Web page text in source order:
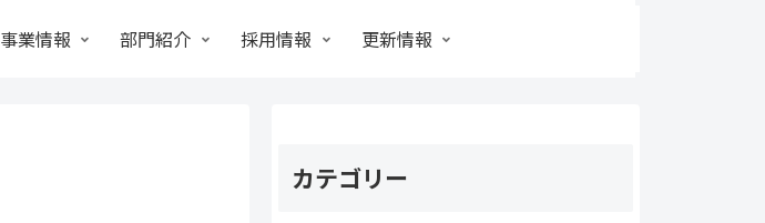
事業情報 部門紹介 採用情報 更新情報
カテゴリー